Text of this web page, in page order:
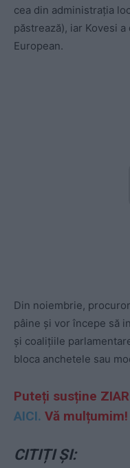
cea din administrația
păstrează), iar Kovesi
European.
Din noiembrie,
pâine și vor începe să
și coalițiile
bloca anchetele sau
Puteți susține
AICI. Vă mulțumim!
CITIȚI ȘI: